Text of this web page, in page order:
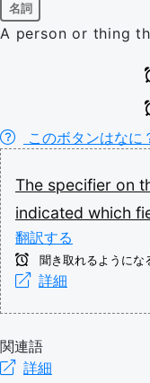
名詞
A person or thing
このボタンはなに
The specifier on
indicated which
翻訳する
聞き取れるようにな
詳細
関連語
詳細